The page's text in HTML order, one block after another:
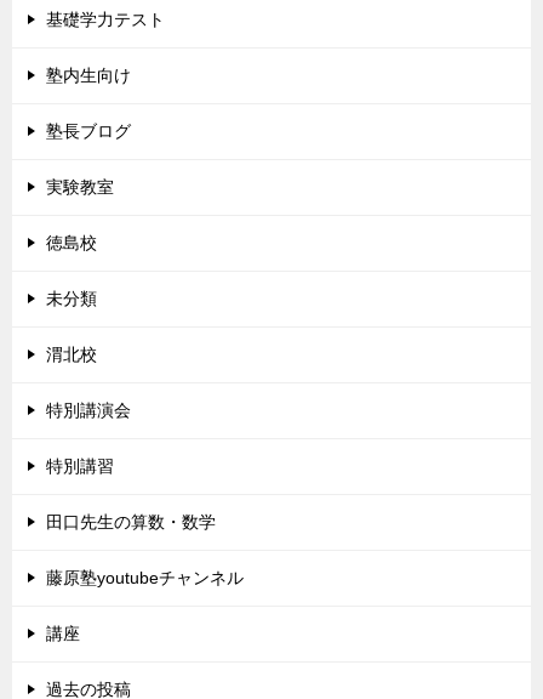
基礎学力テスト
塾内生向け
塾長ブログ
実験教室
徳島校
未分類
渭北校
特別講演会
特別講習
田口先生の算数・数学
藤原塾youtubeチャンネル
講座
過去の投稿